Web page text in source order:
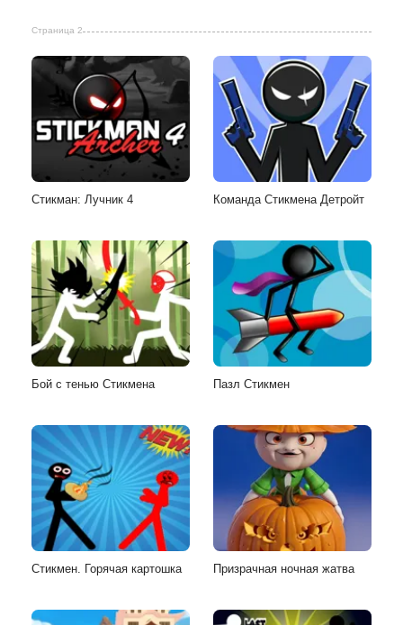
Страница 2
Стикман: Лучник 4 Команда Стикмена Детройт
Бой с тенью Стикмена Пазл Стикмен
Стикмен. Горячая картошка Призрачная ночная жатва